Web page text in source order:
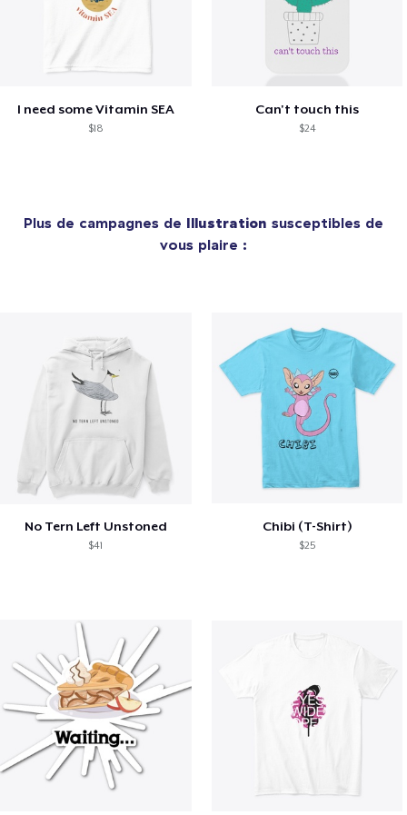
I need some Vitamin SEA
$18
Can't touch this
$24
Plus de campagnes de Illustration susceptibles de
vous plaire :
No Tern Left Unstoned
$41
Chibi (T-Shirt)
$25